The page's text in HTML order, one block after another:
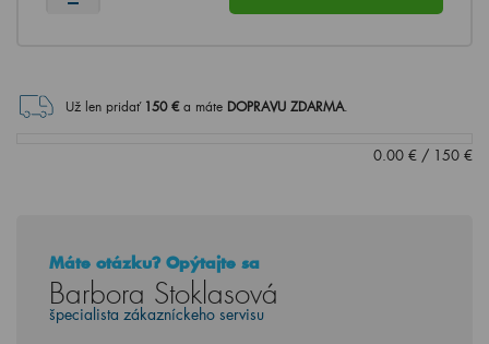
Už len pridať 150€ a máte DOPRAVU ZDARMA.
0.00 € / 150 €
Máte otázku? Opýtajte sa
Barbora Stoklasová
špecialista zákazníckeho servisu